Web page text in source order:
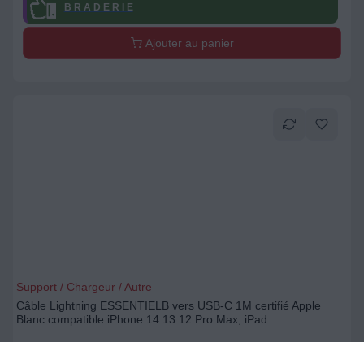
B R A D E R I E
Ajouter au panier
Support / Chargeur / Autre
Câble Lightning ESSENTIELB vers USB-C 1M certifié Apple
Blanc compatible iPhone 14 13 12 Pro Max, iPad